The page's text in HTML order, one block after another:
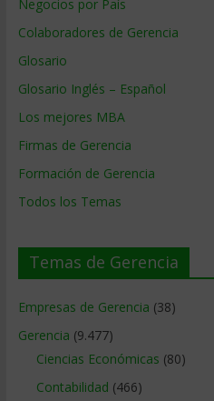
Negocios por País
Colaboradores de Gerencia
Glosario
Glosario Inglés – Español
Los mejores MBA
Firmas de Gerencia
Formación de Gerencia
Todos los Temas
Temas de Gerencia
Empresas de Gerencia (38)
Gerencia (9.477)
Ciencias Económicas (80)
Contabilidad (466)